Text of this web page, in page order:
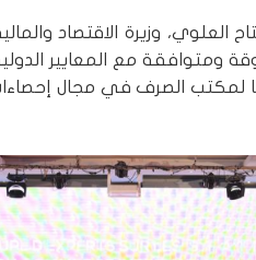
العلوي، وزيرة الاقتصاد
ومتوافقة مع المعايير
لمكتب الصرف في مجال إحصاءات